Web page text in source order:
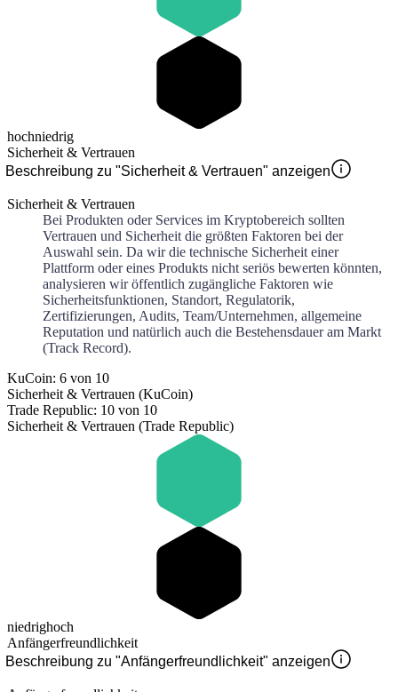
hochniedrig
Sicherheit & Vertrauen
Beschreibung zu "Sicherheit & Vertrauen" anzeigen
Sicherheit & Vertrauen
Bei Produkten oder Services im Kryptobereich sollten
Vertrauen und Sicherheit die größten Faktoren bei der
Auswahl sein. Da wir die technische Sicherheit einer
Plattform oder eines Produkts nicht seriös bewerten könnten,
analysieren wir öffentlich zugängliche Faktoren wie
Sicherheitsfunktionen, Standort, Regulatorik,
Zertifizierungen, Audits, Team/Unternehmen, allgemeine
Reputation und natürlich auch die Bestehensdauer am Markt
(Track Record).
KuCoin: 6 von 10
Sicherheit & Vertrauen (KuCoin)
Trade Republic: 10 von 10
Sicherheit & Vertrauen (Trade Republic)
niedrighoch
Anfängerfreundlichkeit
Beschreibung zu "Anfängerfreundlichkeit" anzeigen